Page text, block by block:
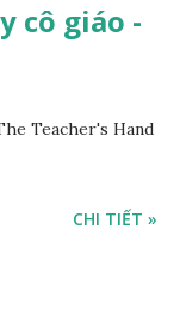
cô giáo -
Teacher's Hand
CHI TIẾT »